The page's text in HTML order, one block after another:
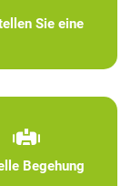
Sie eine
Begehung